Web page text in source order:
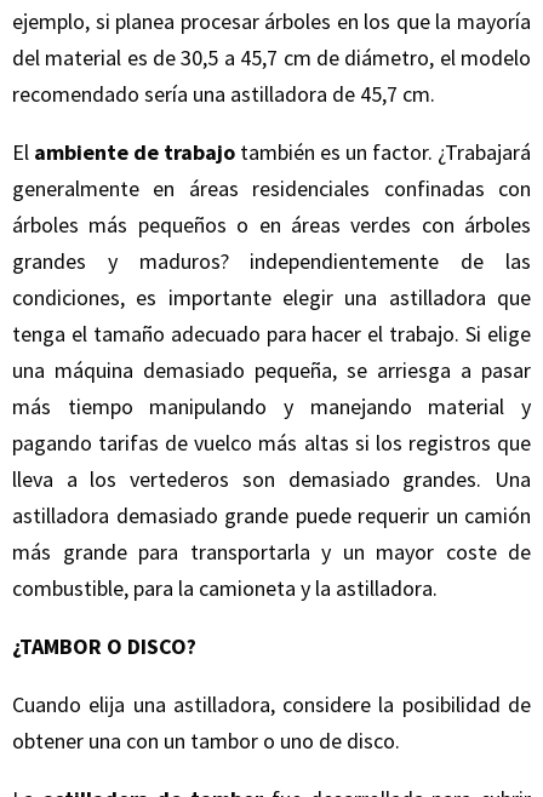
ejemplo, si planea procesar árboles en los que la mayoría
del material es de 30,5 a 45,7 cm de diámetro, el modelo
recomendado sería una astilladora de 45,7 cm.
El ambiente de trabajo también es un factor. ¿Trabajará
generalmente en áreas residenciales confinadas con
árboles más pequeños o en áreas verdes con árboles
grandes y maduros? independientemente de las
condiciones, es importante elegir una astilladora que
tenga el tamaño adecuado para hacer el trabajo. Si elige
una máquina demasiado pequeña, se arriesga a pasar
más tiempo manipulando y manejando material y
pagando tarifas de vuelco más altas si los registros que
lleva a los vertederos son demasiado grandes. Una
astilladora demasiado grande puede requerir un camión
más grande para transportarla y un mayor coste de
combustible, para la camioneta y la astilladora.
¿TAMBOR O DISCO?
Cuando elija una astilladora, considere la posibilidad de
obtener una con un tambor o uno de disco.